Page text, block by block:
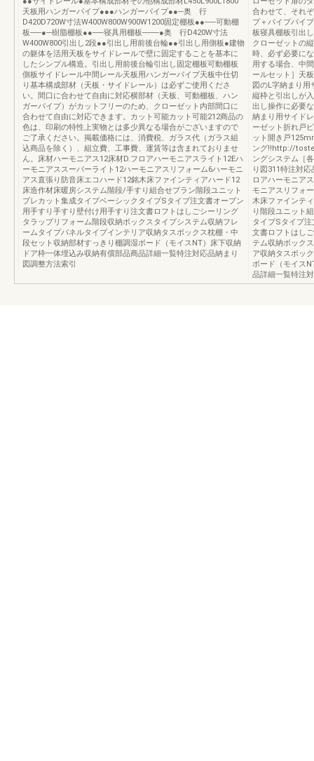
天板用ハンガーパイプ●●●ハンガーパイプ●●─奥 行
D420D720W寸法W400W800W900W1200固定棚板●●──可動棚
板──●─樹脂棚板●●──寝具用棚板───●奥 行D420W寸法
W400W800引出し2段●●引出し用前後台輪●●引出し用側板●建物
の躯体を活用天板をサイドレールで壁に固定することを基本に
したシンプル構造。引出し用前後台輪引出し固定棚板可動棚板
側板サイドレール中間レール天板用ハンガーパイプ天板中仕切
り基本構成部材（天板・サイドレール）は必ずご使用くださ
い。間口に合わせて自由に対応横部材（天板、可動棚板、ハン
ガーパイプ）がカットフリーのため、クローゼット内部間口に
合わせて自由に対応できます。カット可能カット可能212商品の
色は、印刷の特性上実物とは多少異なる場合がございますので
ご了承ください。掲載価格には、消費税、ガラス代（ガラス組
込商品を除く）、組立費、工事費、運賃等は含まれておりませ
ん。床材ハーモニアス12床材D.フロアハーモニアスライト12Eハ
ーモニアススーパーライト12ハーモニアスリフォーム6ハーモニ
アス直張り防音床エコハード12銘木床ファインティアハード12
床造作材床暖房システム階段/手すり組合せプラン階段ユニット
プレカット集成タイプベーシックタイプSタイプ注文書オープン
用手すり手すり壁付け用手すり注文書ロフトはしごシーリング
タラップリフォーム階段収納ボックスタイプシステム収納フレ
ームタイプパネルタイプインテリア収納タスボックス枕棚・中
段セット収納部材すっきり棚調湿ボード（モイスNT）床下収納
ドア枠一体埋込み収納有償部品商品詳細一覧特注対応品納まり
図調整方法索引
合わせて、それ
プ＋パイプパイ
板寝具棚板引出
クローゼットの
時、必ず必要に
用する場合、中
ールセット］天
図のL字納まり用
縦枠と引出しが
出し操作に必要
納まり用サイド
ーゼット折れ戸
ット開き戸
ング!!http://
ングシステム［
り図311特注対
ロアハーモニア
モニアスリフォ
木床ファインテ
り階段ユニット
タイプSタイプ
文書ロフトはし
テム収納ボック
ア収納タスボッ
ボード（モイス
品詳細一覧特注